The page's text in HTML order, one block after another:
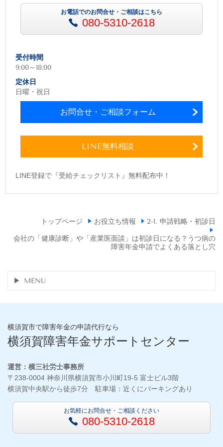
お電話でのお問合せ・ご相談はこちら
080-5310-2618
受付時間
9:00～18:00
定休日
日曜・祝日
お問合せ・ご相談フォーム
LINE無料相談
LINE登録で『受給チェックリスト』無料配布中！
トップページ お役立ち情報
2-1. 申請戦略・初診日
会社の「健康診断」や「産業医面談」は初診日になる？うつ病の
障害年金申請でよくある落とし穴
MENU
横須賀市で障害年金の申請代行なら
横須賀障害年金サポートセンター
運営：横三社労士事務所
〒238-0004 神奈川県横須賀市小川町19-5 富士ビル3階
横須賀中央駅から徒歩7分 駐車場：近くにパーキングあり
お気軽にお問合せ・ご相談ください
080-5310-2618